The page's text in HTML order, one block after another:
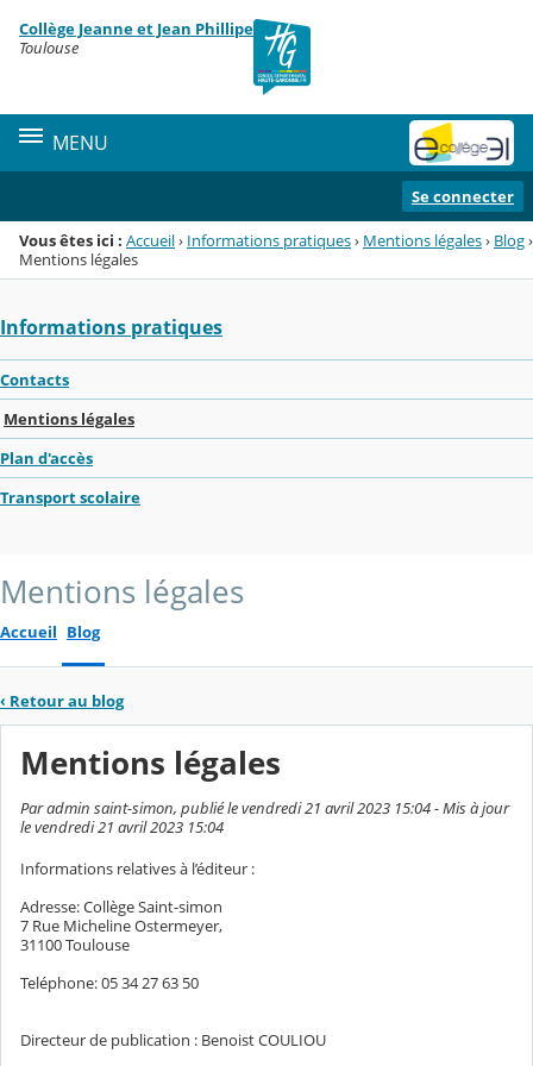
Menu de la rubrique
Contenu
Collège Jeanne et Jean Phillipe
Toulouse
MENU
Se connecter
Vous êtes ici : Accueil› Informations pratiques› Mentions légales› Blog›
Mentions légales
Informations pratiques
Contacts
Mentions légales
Plan d'accès
Transport scolaire
Mentions légales
Accueil Blog
‹ Retour au blog
Mentions légales
Par admin saint-simon, publié le vendredi 21 avril 2023 15:04 - Mis à jour
le vendredi 21 avril 2023 15:04
Informations relatives à l’éditeur :
Adresse: Collège Saint-simon
7 Rue Micheline Ostermeyer,
31100 Toulouse
Teléphone: 05 34 27 63 50
Directeur de publication : Benoist COULIOU